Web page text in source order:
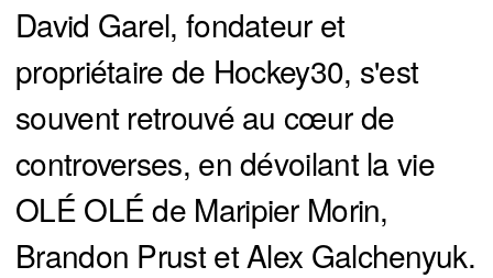
David Garel, fondateur et
propriétaire de Hockey30, s'est
souvent retrouvé au cœur de
controverses, en dévoilant la vie
OLÉ OLÉ de Maripier Morin,
Brandon Prust et Alex Galchenyuk.